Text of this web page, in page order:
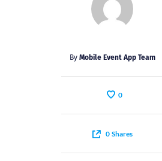
By Mobile Event App Team
0
0 Shares